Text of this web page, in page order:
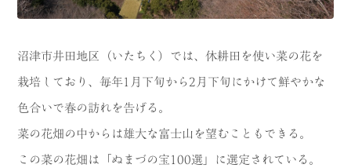
池・滝・川 山・公園・棚田
動物と触れ合える場所 カフェ・スイーツ
神社仏閣
洞窟・島
沼津市井田地区（いたちく）では、休耕田を使い菜の花を
栽培しており、毎年1月下旬から2月下旬にかけて鮮やかな
色合いで春の訪れを告げる。
菜の花畑の中からは雄大な富士山を望むこともできる。
この菜の花畑は「ぬまづの宝100選」に選定されている。